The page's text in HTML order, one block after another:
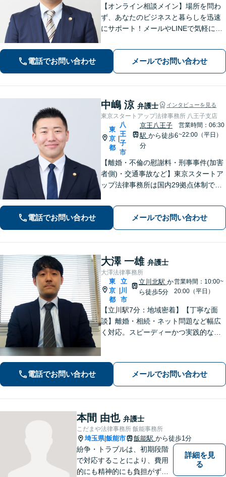
【オンライン相談メイン】場所を問わ
ず、あなたのビジネスと暮らしを迅速
にサポート！メールやLINEで気軽につ
いた確かな解決力で、進むべき道を丁
寧に示します。【メール・LINE 受付
中】
電話でお問い合わせ メールでお問い合わせ
中嶋 涼 弁護士 インタビューを見る
東京スタートアップ法律事務所 八王子支店
東
京
都
八
王
子
市
京王八王子
駅 から徒歩6
分
営業時間：06:30
~22:00（平日）
【離婚・不倫の慰謝料・刑事事件(加害
者側)・交通事故など】東京スタートア
ップ法律事務所は国内29拠点体制で全
対応(法律相談は完全予約制)】各分野で
専門性の高い弁護士が寄り添い解決を
サポートします。
電話でお問い合わせ メールでお問い合わせ
大澤 一雄 弁護士
大澤法律事務所
東
京
都
立
川
市
立川北駅 か
ら徒歩5分
営業時間：10:00~
20:00（平日）
【立川駅7分：地域密着】【丁寧な面
談】離婚・相続・ネット問題など幅広
く対応。スピーディーかつ実践的なア
緒に考えます。安心してご相談くださ
い。【電話・オンライン相談対応】
電話でお問い合わせ メールでお問い合わせ
本間 由也 弁護士
こだまや法律事務所 飯能事務所
埼玉県|飯能市 飯能駅 から徒歩1分
紛争・トラブルは、初期段階
で対応することにより、費用
的にも精神的にも負担がずっ
詳細を見
る